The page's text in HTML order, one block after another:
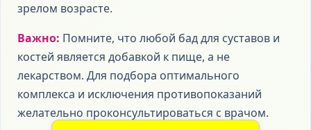
зрелом возрасте.
Важно: Помните, что любой бад для суставов и
костей является добавкой к пище, а не
лекарством. Для подбора оптимального
комплекса и исключения противопоказаний
желательно проконсультироваться с врачом.